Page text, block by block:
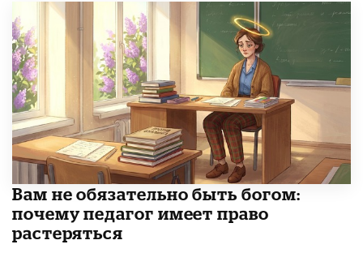
​Вам не обязательно быть богом:
почему педагог имеет право
растеряться